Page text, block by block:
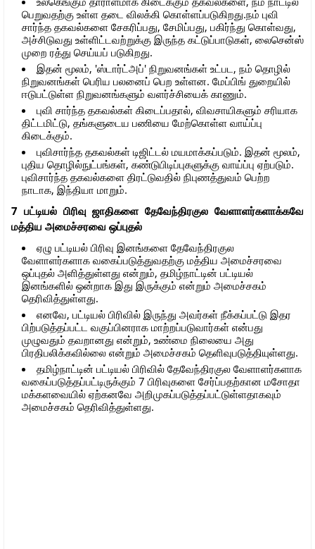
பெறுவதற்கு உள்ள தடை விலக்கி கொள்ளப்படுகிறது.நம் புவி
சார்ந்த தகவல்களை சேகரிப்பது, சேமிப்பது, பகிர்ந்து கொள்வது,
அச்சிடுவது உள்ளிட்டவற்றுக்கு இருந்த கட்டுப்பாடுகள், லைசென்ஸ்
முறை ரத்து செய்யப் படுகிறது.
இதன் மூலம், 'ஸ்டார்ட்அப்' நிறுவனங்கள் உட்பட, நம் தொழில்
நிறுவனங்கள் பெரிய பலனைப் பெற உள்ளன. மேப்பிங் துறையில்
ஈடுபட்டுள்ள நிறுவனங்களும் வளர்ச்சியைக் காணும்.
புவி சார்ந்த தகவல்கள் கிடைப்பதால், விவசாயிகளும் சரியாக
திட்டமிட்டு, தங்களுடைய பணியை மேற்கொள்ள வாய்ப்பு
கிடைக்கும்.
புவிசார்ந்த தகவல்கள் டிஜிட்டல் மயமாக்கப்படும். இதன் மூலம்,
புதிய தொழில்நுட்பங்கள், கண்டுபிடிப்புகளுக்கு வாய்ப்பு ஏற்படும்.
புவிசார்ந்த தகவல்களை திரட்டுவதில் நிபுணத்துவம் பெற்ற
நாடாக, இந்தியா மாறும்.
7 பட்டியல் பிரிவு ஜாதிகளை தேவேந்திரகுல வேளாளர்களாக்கவே
மத்திய அமைச்சரவை ஒப்புதல்
ஏழு பட்டியல் பிரிவு இனங்களை தேவேந்திரகுல
வேளாளர்களாக வகைப்படுத்துவதற்கு மத்திய அமைச்சரவை
ஒப்புதல் அளித்துள்ளது என்றும், தமிழ்நாட்டின் பட்டியல்
இனங்களில் ஒன்றாக இது இருக்கும் என்றும் அமைச்சகம்
தெரிவித்துள்ளது.
எனவே, பட்டியல் பிரிவில் இருந்து அவர்கள் நீக்கப்பட்டு இதர
பிற்படுத்தப்பட்ட வகுப்பினராக மாற்றப்படுவார்கள் என்பது
முழுவதும் தவறானது என்றும், உண்மை நிலையை அது
பிரதிபலிக்கவில்லை என்றும் அமைச்சகம் தெளிவுபடுத்தியுள்ளது.
தமிழ்நாட்டின் பட்டியல் பிரிவில் தேவேந்திரகுல வேளாளர்களாக
வகைப்படுத்தப்பட்டிருக்கும் 7 பிரிவுகளை சேர்ப்பதற்கான மசோதா
மக்களவையில் ஏற்கனவே அறிமுகப்படுத்தப்பட்டுள்ளதாகவும்
அமைச்சகம் தெரிவித்துள்ளது.